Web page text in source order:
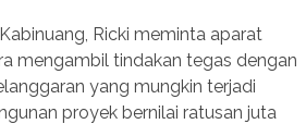
Ricki meminta aparat
mengambil tindakan tegas dengan
yang mungkin terjadi
proyek bernilai ratusan juta